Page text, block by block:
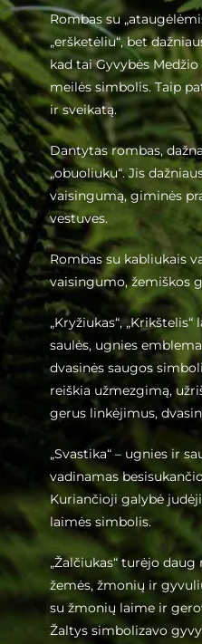
Rombas su
„eršketėliu“, bet
kad tai Gyvybės
meilės simbolis. Taip
ir sveikatą.
Dantytas rombas,
„obuoliuku“. Jis
vaisingumą, giminės
vestuves.
Rombas su kabliukais
vaisingumo, žemiškos
„Kryžiukas“,
saulės, ugnies
dvasinės saugos
reiškia užmezgimą,
gerus linkėjimus,
„Svastika“ – ugnies ir
vadinamas
Kuriančioji galybė
laimės simbolis.
„Žalčiukas“ turėjo
žemės, žmonių ir
su žmonių laime ir
Žaltys simbolizavo